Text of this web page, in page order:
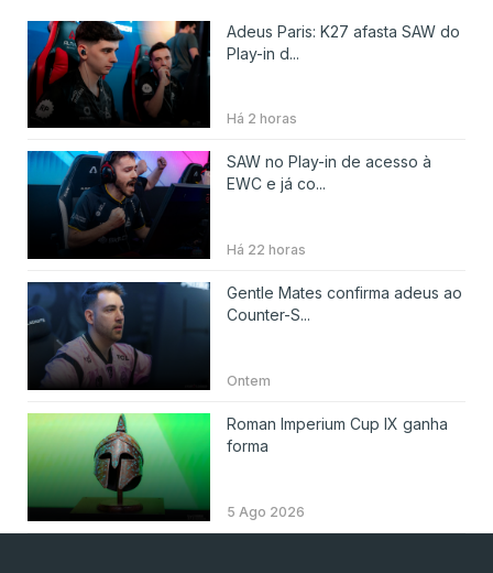
Adeus Paris: K27 afasta SAW do
Play-in d...
Há 2 horas
SAW no Play-in de acesso à
EWC e já co...
Há 22 horas
Gentle Mates confirma adeus ao
Counter-S...
Ontem
Roman Imperium Cup IX ganha
forma
5 Ago 2026